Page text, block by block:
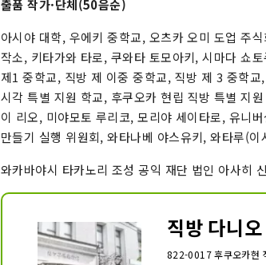
출품 작가·단체(50음순)
아시야 대학, 우에키 중학교, 오츠카 오미 도업 주
작소, 키타가와 타로, 쿠와타 토모아키, 시마다 쇼
제1 중학교, 직방 제 이중 중학교, 직방 제 3 중학
시각 특별 지원 학교, 후쿠오카 현립 직방 특별 지
이 리오, 미야모토 루리코, 모리야 세이타로, 유니
만들기 실행 위원회, 와타나베 야스유키, 와타루(
와카바야시 타카노리 조성 공익 재단 법인 아사히
직방 다니
822-0017 후쿠오카현